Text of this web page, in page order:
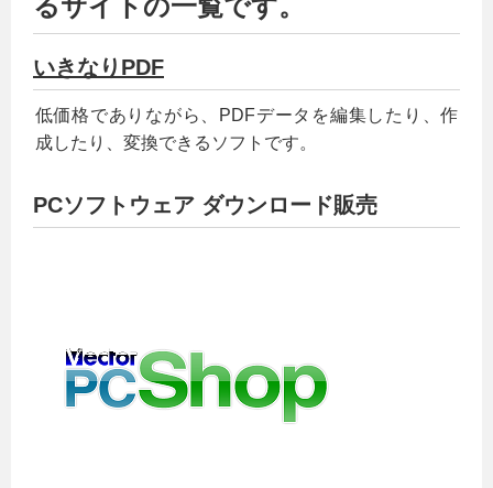
るサイトの一覧です。
いきなりPDF
低価格でありながら、PDFデータを編集したり、作
成したり、変換できるソフトです。
PCソフトウェア ダウンロード販売